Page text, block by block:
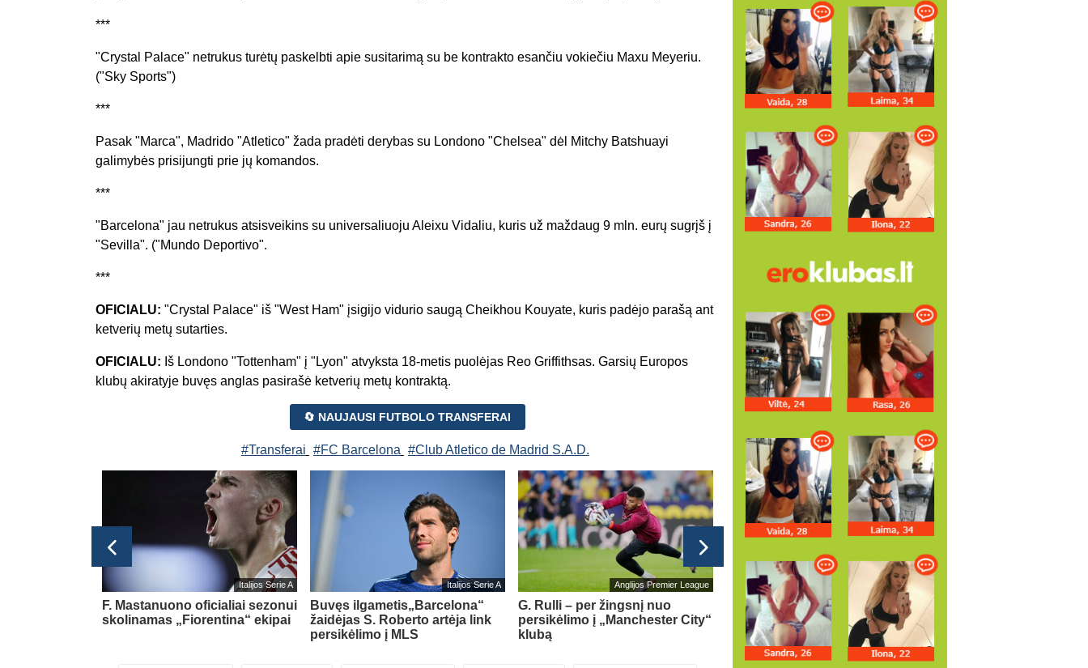
***
"Crystal Palace" netrukus turėtų paskelbti apie susitarimą su be kontrakto esančiu vokiečiu Maxu Meyeriu.
("Sky Sports")
***
Pasak "Marca", Madrido "Atletico" žada pradėti derybas su Londono "Chelsea" dėl Mitchy Batshuayi
galimybės prisijungti prie jų komandos.
***
"Barcelona" jau netrukus atsisveikins su universaliuoju Aleixu Vidaliu, kuris už maždaug 9 mln. eurų sugrįš į
"Sevilla". ("Mundo Deportivo".
***
OFICIALU: "Crystal Palace" iš "West Ham" įsigijo vidurio saugą Cheikhou Kouyate, kuris padėjo parašą ant
ketverių metų sutarties.
OFICIALU: Iš Londono "Tottenham" į "Lyon" atvyksta 18-metis puolėjas Reo Griffithsas. Garsių Europos
klubų akiratyje buvęs anglas pasirašė ketverių metų kontraktą.
🔄 NAUJAUSI FUTBOLO TRANSFERAI
#Transferai #FC Barcelona #Club Atletico de Madrid S.A.D.
Italijos Serie A
F. Mastanuono oficialiai sezonui
skolinamas „Fiorentina“ ekipai
Italijos Serie A
Buvęs ilgametis„Barcelona“
žaidėjas S. Roberto artėja link
persikėlimo į MLS
Anglijos Premier League
G. Rulli – per žingsnį nuo
persikėlimo į „Manchester City“
klubą
Anglijos Premier League
„Man City“ artėja link
susitarimo dėl marokiečio A.
Bouaddi persikėlimo